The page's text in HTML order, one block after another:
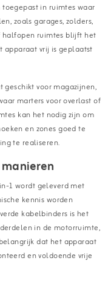
in ruimtes waar
zoals garages, zolders,
halfopen ruimtes blijft het
apparaat vrij is geplaatst
geschikt voor magazijnen,
marters voor overlast of
kan het nodig zijn om
en zones goed te
te realiseren.
1 wordt geleverd met
kennis worden
kabelbinders is het
in de motorruimte,
dat het apparaat
en voldoende vrije